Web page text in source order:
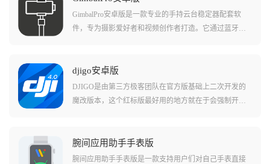
GimbalPro安卓版是一款专业的手持云台稳定器配套软
件，专为摄影爱好者和视频创作者打造。它通过蓝牙连
丰富的滤镜风格，配合三轴增稳技术，让拍摄画面更加
稳定流畅，是户外直播和高清视频录制的得力助手。用
户可以在手机上实时查看设备电量和连接状态，使用原
是专业视频创作，GimbalPro都能提供稳定可靠的拍摄体
验。
djigo安卓版
DJIGO是由第三方极客团队在官方版基础上二次开发的
魔改版本，这个红标版最好用的地方就在于会强制开启F
由度。
腕间应用助手手表版
腕间应用助手手表版是一款支持用户们对自己手表直接